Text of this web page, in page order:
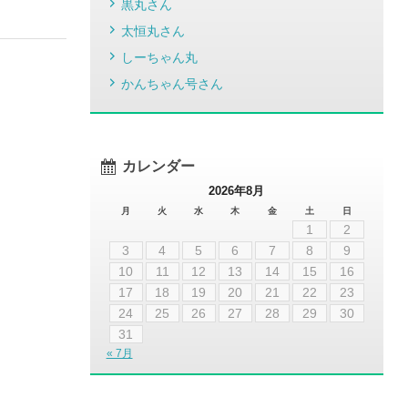
黒丸さん
太恒丸さん
しーちゃん丸
かんちゃん号さん
カレンダー
2026年8月
月 火 水 木 金 土 日
1
2
3
4 5 6 7 8
9
10
11 12 13 14 15
16
17
18 19 20 21 22
23
24
25 26 27 28 29
30
31
« 7月